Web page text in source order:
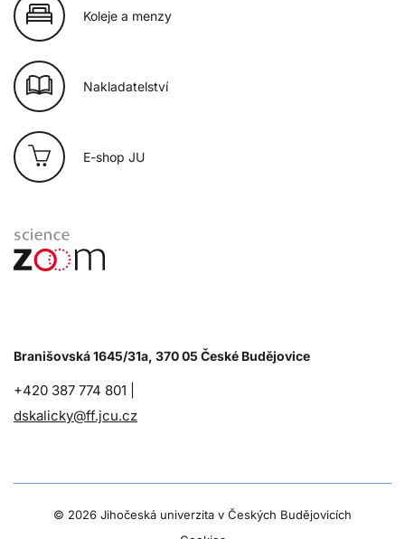
Koleje a menzy
Nakladatelství
E-shop JU
Branišovská 1645/31a, 370 05 České Budějovice
+420 387 774 801 |
dskalicky@ff.jcu.cz
© 2026 Jihočeská univerzita v Českých Budějovicích